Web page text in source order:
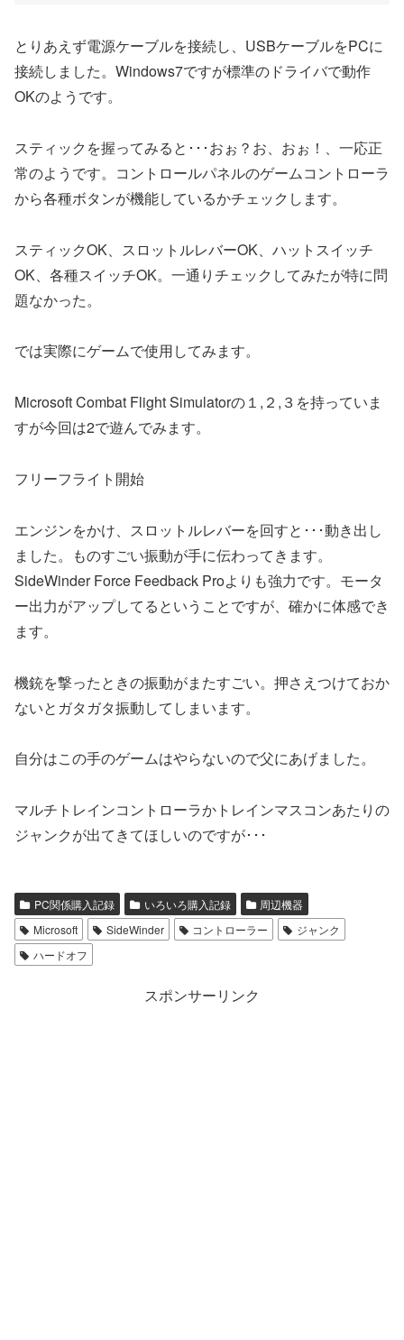
とりあえず電源ケーブルを接続し、USBケーブルをPCに
接続しました。Windows7ですが標準のドライバで動作
OKのようです。
スティックを握ってみると･･･おぉ？お、おぉ！、一応正
常のようです。コントロールパネルのゲームコントローラ
から各種ボタンが機能しているかチェックします。
スティックOK、スロットルレバーOK、ハットスイッチ
OK、各種スイッチOK。一通りチェックしてみたが特に問
題なかった。
では実際にゲームで使用してみます。
Microsoft Combat Flight Simulatorの１,２,３を持っていま
すが今回は2で遊んでみます。
フリーフライト開始
エンジンをかけ、スロットルレバーを回すと･･･動き出し
ました。ものすごい振動が手に伝わってきます。
SideWinder Force Feedback Proよりも強力です。モータ
ー出力がアップしてるということですが、確かに体感でき
ます。
機銃を撃ったときの振動がまたすごい。押さえつけておか
ないとガタガタ振動してしまいます。
自分はこの手のゲームはやらないので父にあげました。
マルチトレインコントローラかトレインマスコンあたりの
ジャンクが出てきてほしいのですが･･･
PC関係購入記録 いろいろ購入記録
周辺機器
Microsoft
SideWinder コントローラー
ジャンク
ハードオフ
スポンサーリンク